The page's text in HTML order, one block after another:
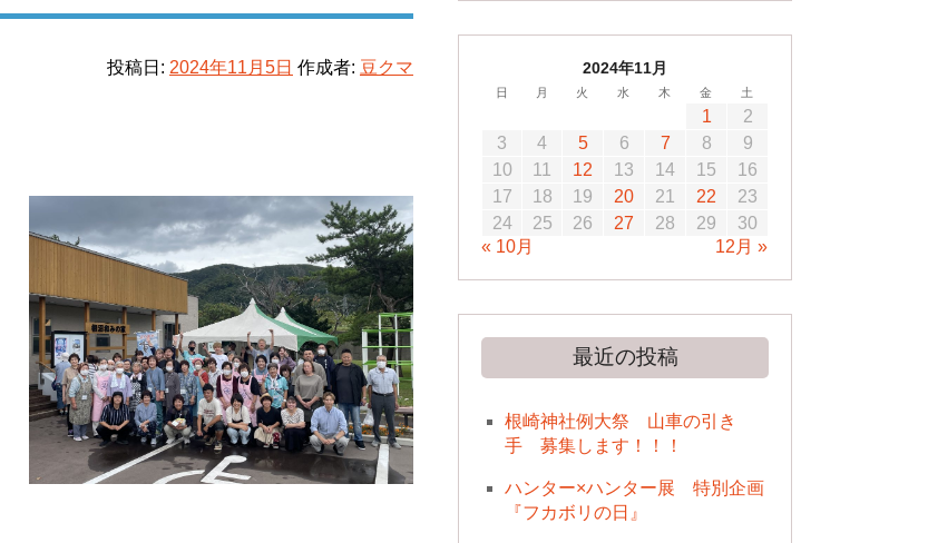
投稿日: 2024年11月5日 作成者: 豆クマ 2024年11月
日 月 火 水 木 金 土
1
2
3
4 5 6 7 8
9
10
11 12 13 14 15
16
17
18 19 20 21 22
23
24
25 26 27 28 29
30
« 10月
12月 »
最近の投稿
根崎神社例大祭 山車の引き
手 募集します！！！
ハンター×ハンター展 特別企画
『フカボリの日』